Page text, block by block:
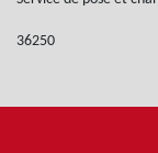
36250